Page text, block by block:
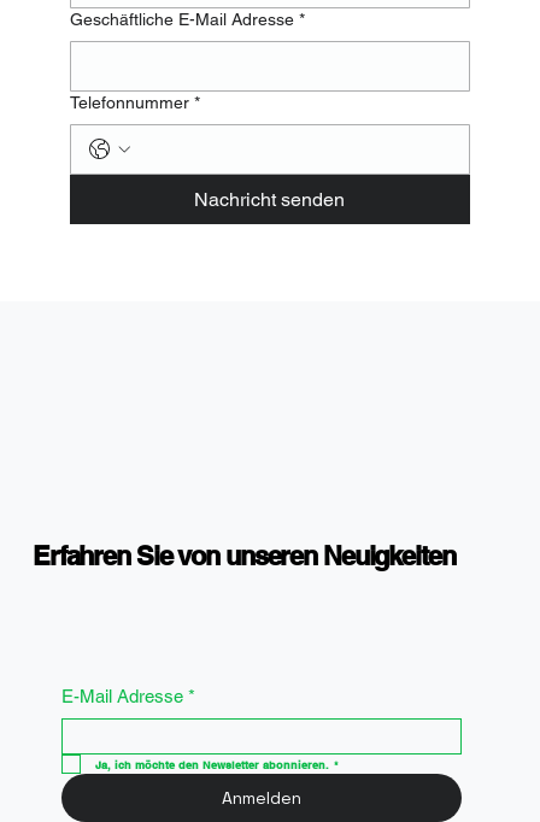
Geschäftliche E-Mail Adresse *
Telefonnummer *
Nachricht senden
E-Mail Adresse *
Ja, ich möchte den Newsletter abonnieren. *
Anmelden
Erfahren Sie von unseren Neuigkeiten